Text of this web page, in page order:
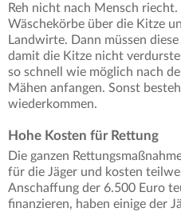
Reh nicht nach Mensch
Wäschekörbe über die Kitze
Landwirte. Dann müssen
damit die Kitze nicht
so schnell wie möglich nach
Mähen anfangen. Sonst
wiederkommen.
Hohe Kosten für Rettung
Die ganzen
für die Jäger und kosten
Anschaffung der 6.500 Euro
finanzieren, haben einige der